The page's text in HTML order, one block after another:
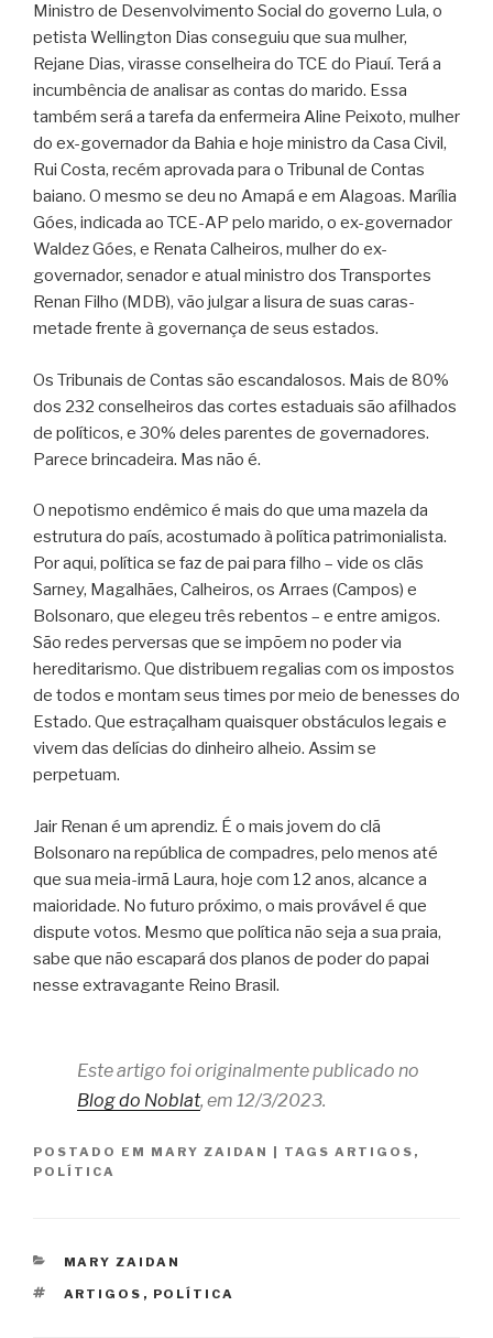
Ministro de Desenvolvimento Social do governo Lula, o
petista Wellington Dias conseguiu que sua mulher,
Rejane Dias, virasse conselheira do TCE do Piauí. Terá a
incumbência de analisar as contas do marido. Essa
também será a tarefa da enfermeira Aline Peixoto, mulher
do ex-governador da Bahia e hoje ministro da Casa Civil,
Rui Costa, recém aprovada para o Tribunal de Contas
baiano. O mesmo se deu no Amapá e em Alagoas. Marília
Góes, indicada ao TCE-AP pelo marido, o ex-governador
Waldez Góes, e Renata Calheiros, mulher do ex-
governador, senador e atual ministro dos Transportes
Renan Filho (MDB), vão julgar a lisura de suas caras-
metade frente à governança de seus estados.
Os Tribunais de Contas são escandalosos. Mais de 80%
dos 232 conselheiros das cortes estaduais são afilhados
de políticos, e 30% deles parentes de governadores.
Parece brincadeira. Mas não é.
O nepotismo endêmico é mais do que uma mazela da
estrutura do país, acostumado à política patrimonialista.
Por aqui, política se faz de pai para filho – vide os clãs
Sarney, Magalhães, Calheiros, os Arraes (Campos) e
Bolsonaro, que elegeu três rebentos – e entre amigos.
São redes perversas que se impõem no poder via
hereditarismo. Que distribuem regalias com os impostos
de todos e montam seus times por meio de benesses do
Estado. Que estraçalham quaisquer obstáculos legais e
vivem das delícias do dinheiro alheio. Assim se
perpetuam.
Jair Renan é um aprendiz. É o mais jovem do clã
Bolsonaro na república de compadres, pelo menos até
que sua meia-irmã Laura, hoje com 12 anos, alcance a
maioridade. No futuro próximo, o mais provável é que
dispute votos. Mesmo que política não seja a sua praia,
sabe que não escapará dos planos de poder do papai
nesse extravagante Reino Brasil.
Este artigo foi originalmente publicado no
Blog do Noblat, em 12/3/2023.
POSTADO EM MARY ZAIDAN TAGS ARTIGOS ,
POLÍTICA
CATEGORIAS
MARY ZAIDAN
TAGS
ARTIGOS , POLÍTICA